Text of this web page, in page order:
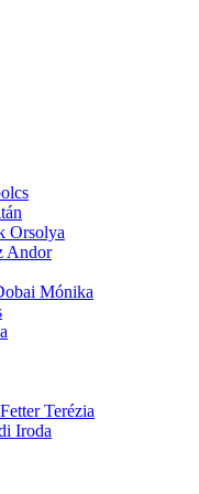
Orsolya
Andor
Mónika
Terézia
Iroda